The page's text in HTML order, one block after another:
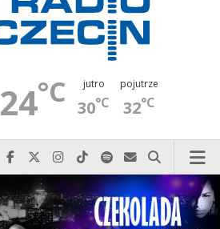
24°C jutro
30°C
pojutrze
32°C
Najlepiej po prostu do nas zadzwoń
Odwiedź nas na Facebook-u
Odwiedź nas na X
Odwiedź nas na Instagram-ie
Odwiedź nas na TikTok-u
Szukaj nas na Spotify
Wyślij do nas
Szukaj